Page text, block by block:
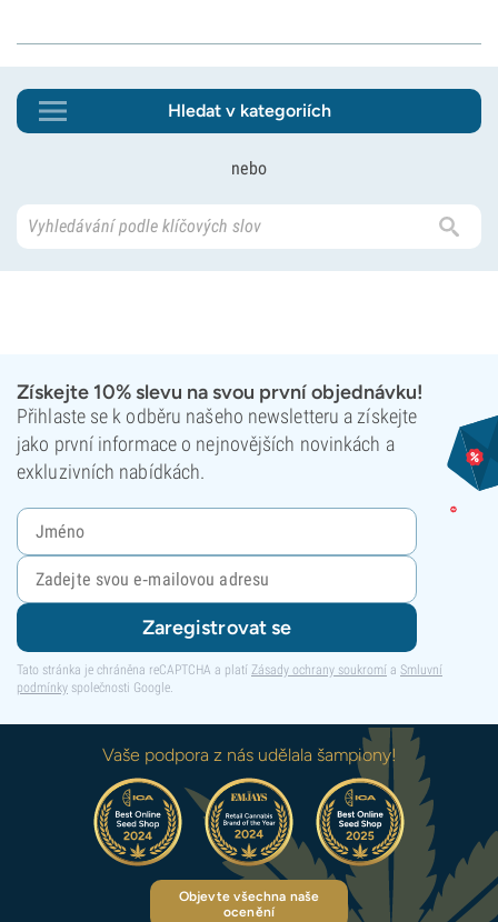
Hledat v kategoriích
nebo
Získejte 10% slevu na svou první objednávku!
Přihlaste se k odběru našeho newsletteru a získejte
jako první informace o nejnovějších novinkách a
exkluzivních nabídkách.
Zaregistrovat se
Tato stránka je chráněna reCAPTCHA a platí Zásady ochrany soukromí a Smluvní
podmínky společnosti Google.
Vaše podpora z nás udělala šampiony!
Objevte všechna naše
ocenění